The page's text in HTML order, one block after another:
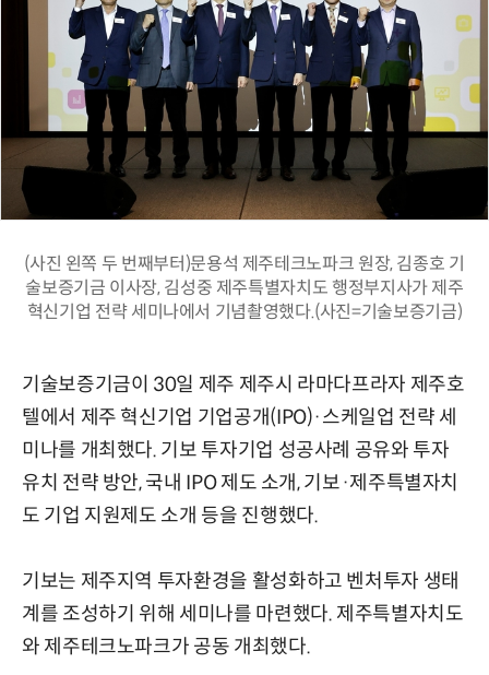
(사진 왼쪽 두 번째부터)문용석 제주테크노파크 원장, 김종호 기
술보증기금 이사장, 김성중 제주특별자치도 행정부지사가 제주
혁신기업 전략 세미나에서 기념촬영했다.(사진=기술보증기금)
기술보증기금이 30일 제주 제주시 라마다프라자 제주호
텔에서 제주 혁신기업 기업공개(IPO)·스케일업 전략 세
미나를 개최했다. 기보 투자기업 성공사례 공유와 투자
유치 전략 방안, 국내 IPO 제도 소개, 기보·제주특별자치
도 기업 지원제도 소개 등을 진행했다.
기보는 제주지역 투자환경을 활성화하고 벤처투자 생태
계를 조성하기 위해 세미나를 마련했다. 제주특별자치도
와 제주테크노파크가 공동 개최했다.